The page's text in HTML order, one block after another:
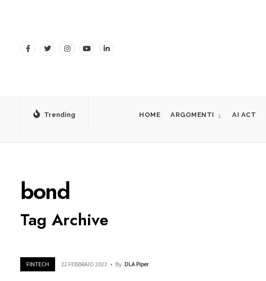
Trending HOME ARGOMENTI AI ACT
bond
Tag Archive
FINTECH 22 FEBBRAIO 2023 • By DLA Piper